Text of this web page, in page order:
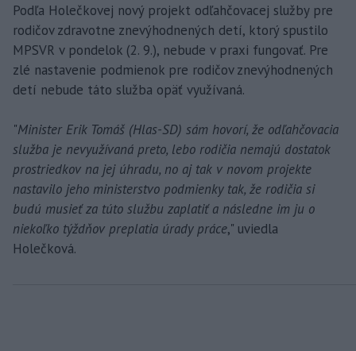
Podľa Holečkovej nový projekt odľahčovacej služby pre
rodičov zdravotne znevýhodnených detí, ktorý spustilo
MPSVR v pondelok (2. 9.), nebude v praxi fungovať. Pre
zlé nastavenie podmienok pre rodičov znevýhodnených
detí nebude táto služba opäť využívaná.
"Minister Erik Tomáš (Hlas-SD) sám hovorí, že odľahčovacia
služba je nevyužívaná preto, lebo rodičia nemajú dostatok
prostriedkov na jej úhradu, no aj tak v novom projekte
nastavilo jeho ministerstvo podmienky tak, že rodičia si
budú musieť za túto službu zaplatiť a následne im ju o
niekoľko týždňov preplatia úrady práce," uviedla
Holečková.